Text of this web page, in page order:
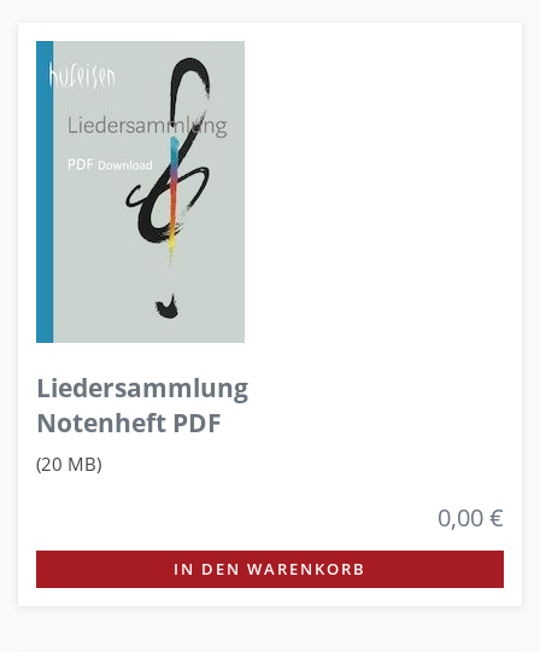
Liedersammlung
Notenheft PDF
(20 MB)
0,00 €
IN DEN WARENKORB